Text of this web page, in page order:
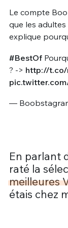
Le compte
que les
explique
#BestOf
? -> http://t.co/
—
En parlant
raté la
meilleures
étais chez